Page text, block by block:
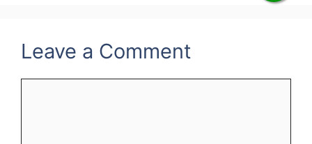
Leave a Comment